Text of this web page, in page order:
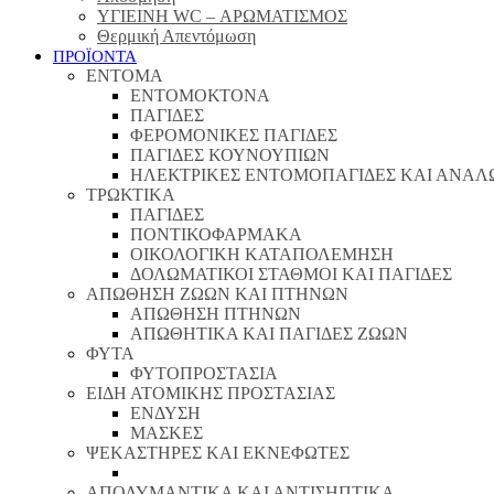
ΥΓΙΕΙΝΗ WC – ΑΡΩΜΑΤΙΣΜΟΣ
Θερμική Απεντόμωση
ΠΡΟΪΟΝΤΑ
ΕΝΤΟΜΑ
ΕΝΤΟΜΟΚΤΟΝΑ
ΠΑΓΙΔΕΣ
ΦΕΡΟΜΟΝΙΚΕΣ ΠΑΓΙΔΕΣ
ΠΑΓΙΔΕΣ ΚΟΥΝΟΥΠΙΩΝ
ΗΛΕΚΤΡΙΚΕΣ ΕΝΤΟΜΟΠΑΓΙΔΕΣ ΚΑΙ
ΤΡΩΚΤΙΚΑ
ΠΑΓΙΔΕΣ
ΠΟΝΤΙΚΟΦΑΡΜΑΚΑ
ΟΙΚΟΛΟΓΙΚΗ ΚΑΤΑΠΟΛΕΜΗΣΗ
ΔΟΛΩΜΑΤΙΚΟΙ ΣΤΑΘΜΟΙ ΚΑΙ ΠΑΓΙΔΕΣ
ΑΠΩΘΗΣΗ ΖΩΩΝ ΚΑΙ ΠΤΗΝΩΝ
ΑΠΩΘΗΣΗ ΠΤΗΝΩΝ
ΑΠΩΘΗΤΙΚΑ ΚΑΙ ΠΑΓΙΔΕΣ ΖΩΩΝ
ΦΥΤΑ
ΦΥΤΟΠΡΟΣΤΑΣΙΑ
ΕΙΔΗ ΑΤΟΜΙΚΗΣ ΠΡΟΣΤΑΣΙΑΣ
ΕΝΔΥΣΗ
ΜΑΣΚΕΣ
ΨΕΚΑΣΤΗΡΕΣ ΚΑΙ ΕΚΝΕΦΩΤΕΣ